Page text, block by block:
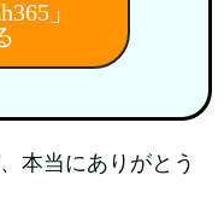
」
本当にありがとう